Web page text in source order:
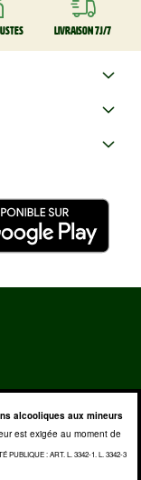
Livraison 7J/7
alcooliques aux mineurs
est exigée au moment de
PUBLIQUE : ART. L. 3342-1. L. 3342-3